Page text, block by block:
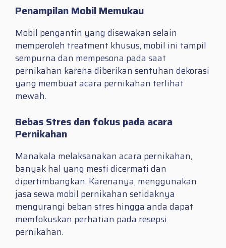
Penampilan Mobil Memukau
Mobil pengantin yang disewakan selain
memperoleh treatment khusus, mobil ini tampil
sempurna dan mempesona pada saat
pernikahan karena diberikan sentuhan dekorasi
yang membuat acara pernikahan terlihat
mewah.
Bebas Stres dan fokus pada acara
Pernikahan
Manakala melaksanakan acara pernikahan,
banyak hal yang mesti dicermati dan
dipertimbangkan. Karenanya, menggunakan
jasa sewa mobil pernikahan setidaknya
mengurangi beban stres hingga anda dapat
memfokuskan perhatian pada resepsi
pernikahan.